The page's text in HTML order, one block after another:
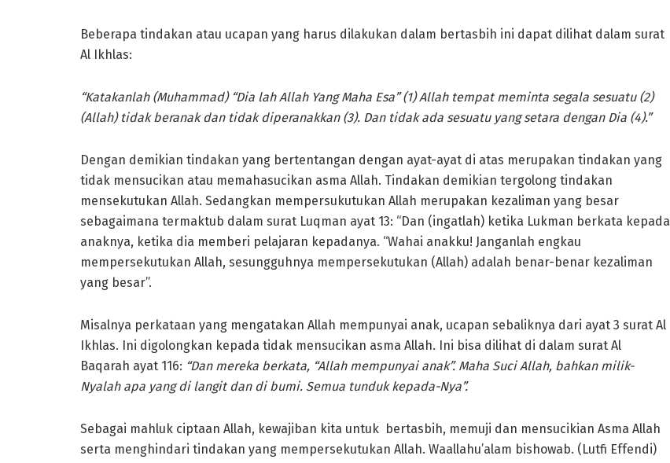
Beberapa tindakan atau ucapan yang harus dilakukan dalam bertasbih ini dapat dilihat dalam surat
Al Ikhlas:
“Katakanlah (Muhammad) “Dia lah Allah Yang Maha Esa” (1) Allah tempat meminta segala sesuatu (2)
(Allah) tidak beranak dan tidak diperanakkan (3). Dan tidak ada sesuatu yang setara dengan Dia (4).”
Dengan demikian tindakan yang bertentangan dengan ayat-ayat di atas merupakan tindakan yang
tidak mensucikan atau memahasucikan asma Allah. Tindakan demikian tergolong tindakan
mensekutukan Allah. Sedangkan mempersukutukan Allah merupakan kezaliman yang besar
sebagaimana termaktub dalam surat Luqman ayat 13: “Dan (ingatlah) ketika Lukman berkata kepada
anaknya, ketika dia memberi pelajaran kepadanya. “Wahai anakku! Janganlah engkau
mempersekutukan Allah, sesungguhnya mempersekutukan (Allah) adalah benar-benar kezaliman
yang besar”.
Misalnya perkataan yang mengatakan Allah mempunyai anak, ucapan sebaliknya dari ayat 3 surat Al
Ikhlas. Ini digolongkan kepada tidak mensucikan asma Allah. Ini bisa dilihat di dalam surat Al
Baqarah ayat 116: “Dan mereka berkata, “Allah mempunyai anak”. Maha Suci Allah, bahkan milik-
Nyalah apa yang di langit dan di bumi. Semua tunduk kepada-Nya”.
Sebagai mahluk ciptaan Allah, kewajiban kita untuk bertasbih, memuji dan mensucikian Asma Allah
serta menghindari tindakan yang mempersekutukan Allah. Waallahu’alam bishowab. (Lutfi Effendi)